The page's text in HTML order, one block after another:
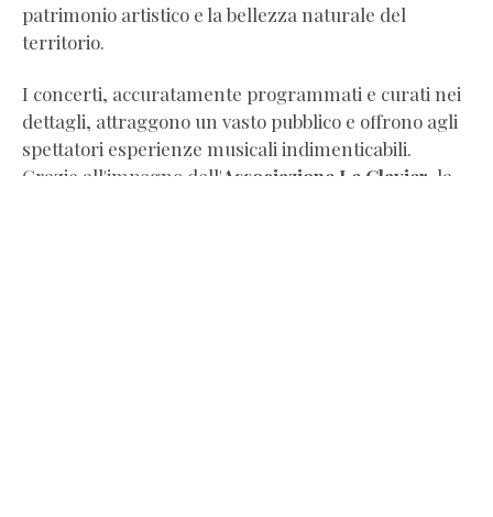
patrimonio artistico e la bellezza naturale del
territorio.
I concerti, accuratamente programmati e curati nei
dettagli, attraggono un vasto pubblico e offrono agli
spettatori esperienze musicali indimenticabili.
Grazie all'impegno dell'Associazione Le Clavier , la